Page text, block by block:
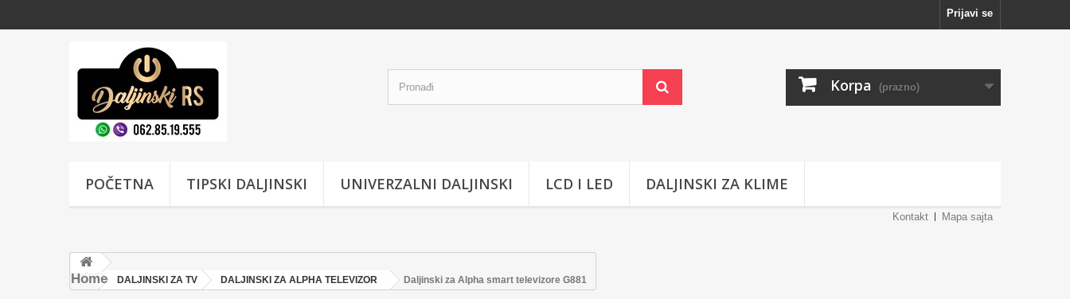
Prijavi se
Korpa (prazno)
POČETNA TIPSKI DALJINSKI UNIVERZALNI DALJINSKI LCD I LED DALJINSKI ZA KLIME
Kontakt Mapa sajta
Home DALJINSKI ZA TV DALJINSKI ZA ALPHA TELEVIZOR Daljinski za Alpha smart televizore G881